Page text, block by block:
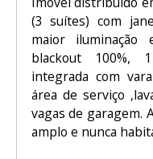
(3 suítes) com
maior iluminação
blackout 100%,
integrada com
área de serviço
vagas de garagem.
amplo e nunca